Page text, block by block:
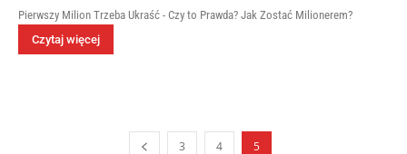
Pierwszy Milion Trzeba Ukraść - Czy to Prawda? Jak Zostać Milionerem?
Czytaj więcej
3 4 5